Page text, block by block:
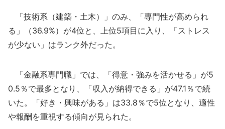
「技術系（建築・土木）」のみ、「専門性が高められ
る」（36.9%）が4位と、上位5項目に入り、「ストレス
が少ない」はランク外だった。
「金融系専門職」では、「得意・強みを活かせる」が5
0.5％で最多となり、「収入が納得できる」が47.1％で続
いた。「好き・興味がある」は33.8％で5位となり、適性
や報酬を重視する傾向が見られた。